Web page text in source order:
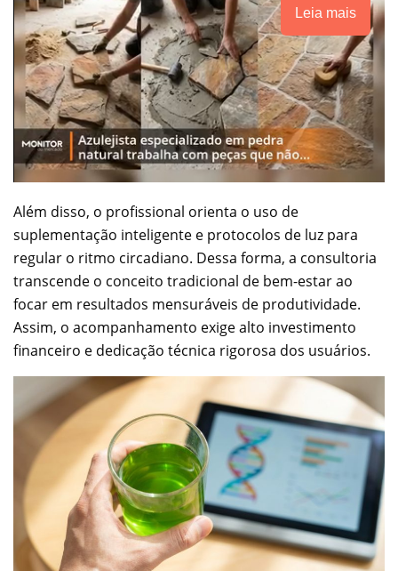
Leia mais
Além disso, o profissional orienta o uso de
suplementação inteligente e protocolos de luz para
regular o ritmo circadiano. Dessa forma, a consultoria
transcende o conceito tradicional de bem-estar ao
focar em resultados mensuráveis de produtividade.
Assim, o acompanhamento exige alto investimento
financeiro e dedicação técnica rigorosa dos usuários.